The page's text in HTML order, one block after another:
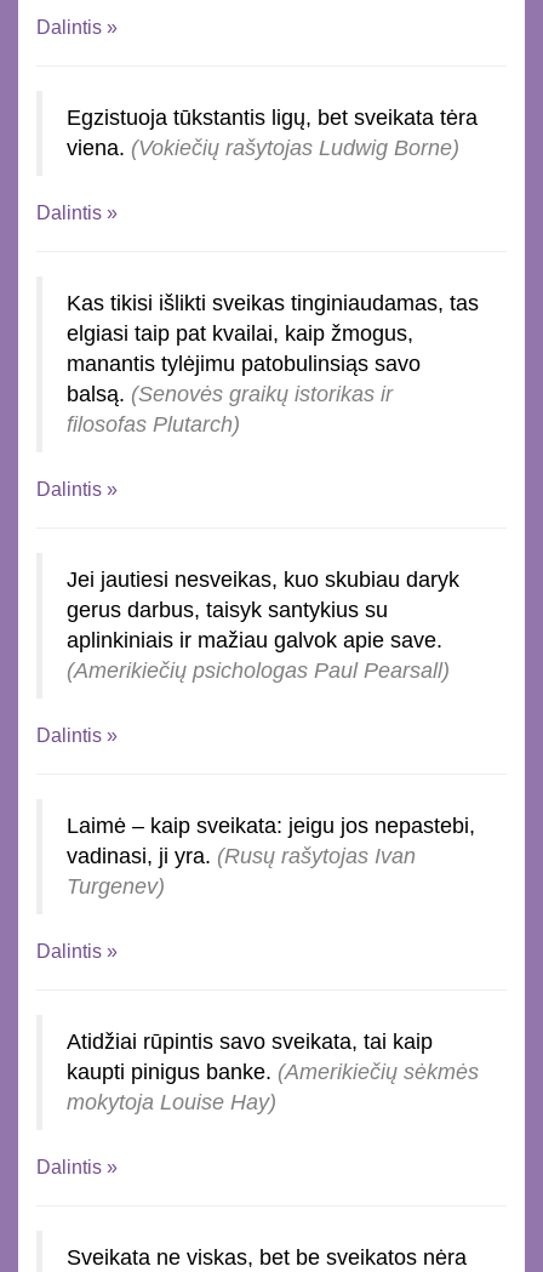
Dalintis »
Egzistuoja tūkstantis ligų, bet sveikata tėra
viena. (Vokiečių rašytojas Ludwig Borne)
Dalintis »
Kas tikisi išlikti sveikas tinginiaudamas, tas
elgiasi taip pat kvailai, kaip žmogus,
manantis tylėjimu patobulinsiąs savo
balsą. (Senovės graikų istorikas ir
filosofas Plutarch)
Dalintis »
Jei jautiesi nesveikas, kuo skubiau daryk
gerus darbus, taisyk santykius su
aplinkiniais ir mažiau galvok apie save.
(Amerikiečių psichologas Paul Pearsall)
Dalintis »
Laimė – kaip sveikata: jeigu jos nepastebi,
vadinasi, ji yra. (Rusų rašytojas Ivan
Turgenev)
Dalintis »
Atidžiai rūpintis savo sveikata, tai kaip
kaupti pinigus banke. (Amerikiečių sėkmės
mokytoja Louise Hay)
Dalintis »
Sveikata ne viskas, bet be sveikatos nėra